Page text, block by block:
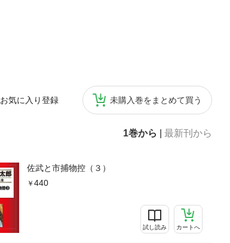
お気に入り登録 未購入巻をまとめて買う
1巻から 最新刊から
佐武と市捕物控（３）
440
試し読み カートへ